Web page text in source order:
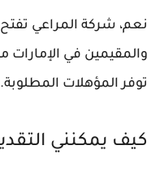
نعم، شركة المراعي
والمقيمين في
توفر المؤهلات المطلوبة.
كيف يمكنني